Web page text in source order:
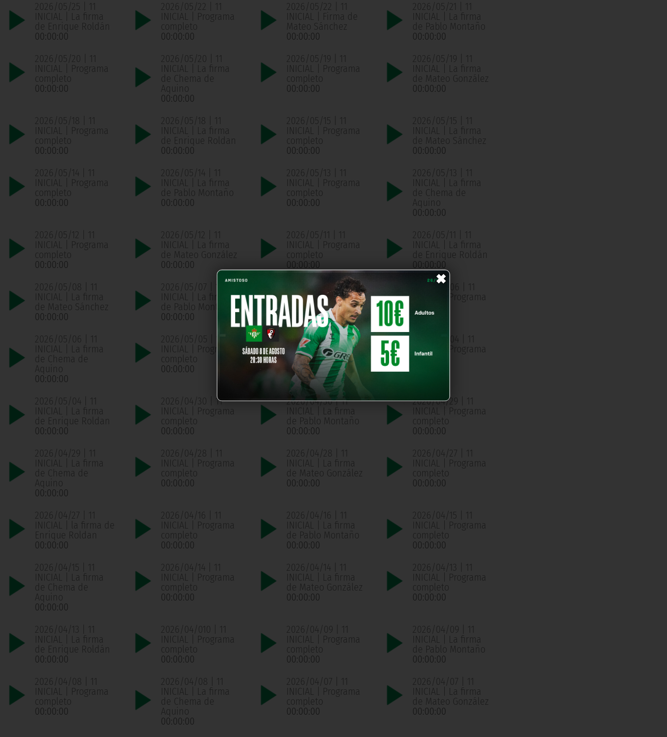
×
2026/05/25 | 11
INICIAL | La firma
de Enrique Roldán
00:00:00
2026/05/22 | 11
INICIAL | Programa
completo
00:00:00
2026/05/22 | 11
INICIAL | Firma de
Mateo Sánchez
00:00:00
2026/05/21 | 11
INICIAL | La firma
de Pablo Montaño
00:00:00
2026/05/20 | 11
INICIAL | Programa
completo
00:00:00
2026/05/20 | 11
INICIAL | La firma
de Chema de
Aquino
00:00:00
2026/05/19 | 11
INICIAL | Programa
completo
00:00:00
2026/05/19 | 11
INICIAL | La firma
de Mateo González
00:00:00
2026/05/18 | 11
INICIAL | Programa
completo
00:00:00
2026/05/18 | 11
INICIAL | La firma
de Enrique Roldan
00:00:00
2026/05/15 | 11
INICIAL | Programa
completo
00:00:00
2026/05/15 | 11
INICIAL | La firma
de Mateo Sánchez
00:00:00
2026/05/14 | 11
INICIAL | Programa
completo
00:00:00
2026/05/14 | 11
INICIAL | La firma
de Pablo Montaño
00:00:00
2026/05/13 | 11
INICIAL | Programa
completo
00:00:00
2026/05/13 | 11
INICIAL | La firma
de Chema de
Aquino
00:00:00
2026/05/12 | 11
INICIAL | Programa
completo
00:00:00
2026/05/12 | 11
INICIAL | La firma
de Mateo González
00:00:00
2026/05/11 | 11
INICIAL | Programa
completo
00:00:00
2026/05/11 | 11
INICIAL | La firma
de Enrique Roldán
00:00:00
2026/05/08 | 11
INICIAL | La firma
de Mateo Sánchez
00:00:00
2026/05/07 | 11
INICIAL | La firma
de Pablo Montaño
00:00:00
2026/05/07 | 11
INICIAL | Programa
completo
00:00:00
2026/05/06 | 11
INICIAL | Programa
00:00:00
2026/05/06 | 11
INICIAL | La firma
de Chema de
Aquino
00:00:00
2026/05/05 | 11
INICIAL | Programa
completo
00:00:00
2026/05/05 | 11
INICIAL | La firma
de Mateo González
00:00:00
2026/05/04 | 11
INICIAL | Programa
completo
2026/05/04 | 11
INICIAL | La firma
de Enrique Roldan
00:00:00
2026/04/30 | 11
INICIAL | Programa
completo
00:00:00
2026/04/30 | 11
INICIAL | La firma
de Pablo Montaño
00:00:00
2026/04/29 | 11
INICIAL | Programa
completo
00:00:00
2026/04/29 | 11
INICIAL | La firma
de Chema de
Aquino
00:00:00
2026/04/28 | 11
INICIAL | Programa
completo
00:00:00
2026/04/28 | 11
INICIAL | La firma
de Mateo González
00:00:00
2026/04/27 | 11
INICIAL | Programa
completo
00:00:00
2026/04/27 | 11
INICIAL | la firma de
Enrique Roldan
00:00:00
2026/04/16 | 11
INICIAL | Programa
completo
00:00:00
2026/04/16 | 11
INICIAL | La firma
de Pablo Montaño
00:00:00
2026/04/15 | 11
INICIAL | Programa
completo
00:00:00
2026/04/15 | 11
INICIAL | La firma
de Chema de
Aquino
00:00:00
2026/04/14 | 11
INICIAL | Programa
completo
00:00:00
2026/04/14 | 11
INICIAL | La firma
de Mateo González
00:00:00
2026/04/13 | 11
INICIAL | Programa
completo
00:00:00
2026/04/13 | 11
INICIAL | La firma
de Enrique Roldán
00:00:00
2026/04/010 | 11
INICIAL | Programa
completo
00:00:00
2026/04/09 | 11
INICIAL | Programa
completo
00:00:00
2026/04/09 | 11
INICIAL | La firma
de Pablo Montaño
00:00:00
2026/04/08 | 11
INICIAL | Programa
completo
00:00:00
2026/04/08 | 11
INICIAL | La firma
de Chema de
Aquino
00:00:00
2026/04/07 | 11
INICIAL | Programa
completo
00:00:00
2026/04/07 | 11
INICIAL | La firma
de Mateo González
00:00:00